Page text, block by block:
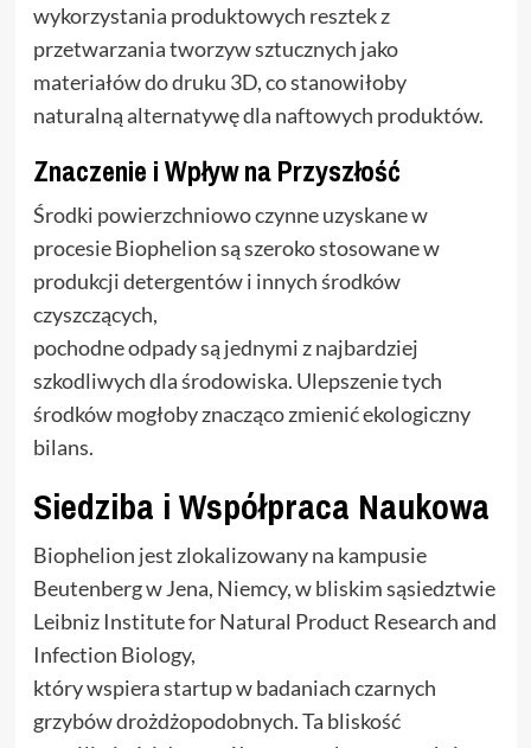
wykorzystania produktowych resztek z
przetwarzania tworzyw sztucznych jako
materiałów do druku 3D, co stanowiłoby
naturalną alternatywę dla naftowych produktów.
Znaczenie i Wpływ na Przyszłość
Środki powierzchniowo czynne uzyskane w
procesie Biophelion są szeroko stosowane w
produkcji detergentów i innych środków
czyszczących,
pochodne odpady są jednymi z najbardziej
szkodliwych dla środowiska. Ulepszenie tych
środków mogłoby znacząco zmienić ekologiczny
bilans.
Siedziba i Współpraca Naukowa
Biophelion jest zlokalizowany na kampusie
Beutenberg w Jena, Niemcy, w bliskim sąsiedztwie
Leibniz Institute for Natural Product Research and
Infection Biology,
który wspiera startup w badaniach czarnych
grzybów drożdżopodobnych. Ta bliskość